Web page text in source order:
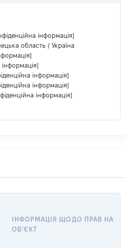
інформація]
область / Україна
інформація]
інформація]
інформація]
інформація]
ІНФОРМАЦІЯ ЩОДО ПРАВ НА
ОБ'ЄКТ